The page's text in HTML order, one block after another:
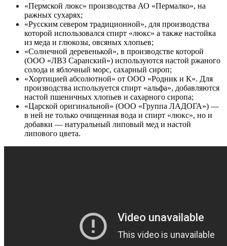
«Пермской люкс» производства АО «Пермалко», на
ражных сухарях;
«Русским севером традиционной», для производства
которой использовался спирт «люкс» а также настойка
из меда и глюкозы, овсяных хлопьев;
«Солнечной деревенькой», в производстве которой
(ООО «ЛВЗ Саранский») используются настой ржаного
солода и яблочный морс, сахарный сироп;
«Хортицией абсолютной» от ООО «Родник и К». Для
производства используется спирт «альфа», добавляются
настой пшеничных хлопьев и сахарного сиропа;
«Царской оригинальной» (ООО «Группа ЛАДОГА») —
в ней не только очищенная вода и спирт «люкс», но и
добавки — натуральный липовый мед и настой
липового цвета.